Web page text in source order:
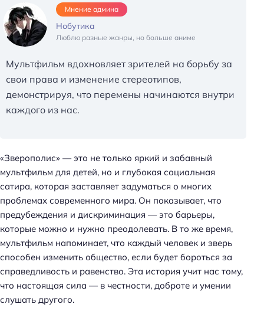
Мнение админа
Нобутика
Люблю разные жанры, но больше аниме
Мультфильм вдохновляет зрителей на борьбу за
свои права и изменение стереотипов,
демонстрируя, что перемены начинаются внутри
каждого из нас.
«Зверополис» — это не только яркий и забавный
мультфильм для детей, но и глубокая социальная
сатира, которая заставляет задуматься о многих
проблемах современного мира. Он показывает, что
предубеждения и дискриминация — это барьеры,
которые можно и нужно преодолевать. В то же время,
мультфильм напоминает, что каждый человек и зверь
способен изменить общество, если будет бороться за
справедливость и равенство. Эта история учит нас тому,
что настоящая сила — в честности, доброте и умении
слушать другого.